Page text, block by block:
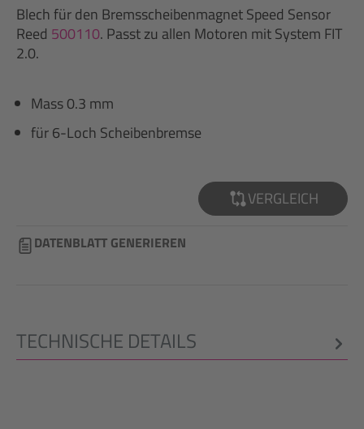
Blech für den Bremsscheibenmagnet Speed Sensor
Reed 500110. Passt zu allen Motoren mit System FIT
2.0.
Mass 0.3 mm
für 6-Loch Scheibenbremse
VERGLEICH
DATENBLATT GENERIEREN
TECHNISCHE DETAILS